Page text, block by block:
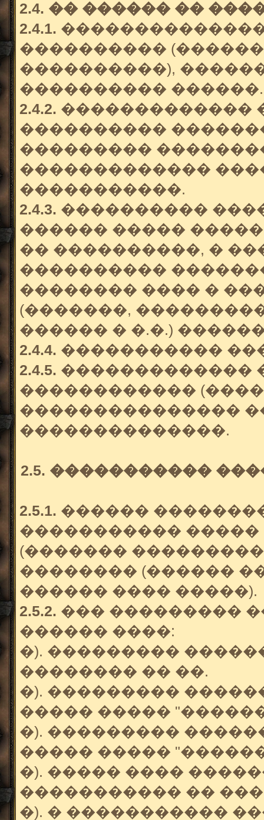
2.4. �� ������ ��
2.4.1.
����������
����������),
���������� ������.
2.4.2. �������������
����������
���������
�������������
�����������.
2.4.3. ����������
������ �����
�� ����������, �
����������
�������� ���� �
(�������,
������ � �.�.)
2.4.4. �����������
2.4.5. �������������
������������
���������������
��������������.
2.5. �����������
2.5.1. ������
�����������
(�������
�������� (������
������ ���� �����).
2.5.2. ��� ���������
������ ����:
�). ���������
�������� �� ��.
�). ���������
����� �����
�). ���������
����� �����
�). ����� ����
����������� ��
�). � �����������